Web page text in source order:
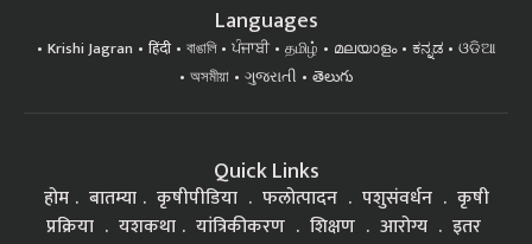
Languages
Krishi Jagran हिंदी বাঙালি ਪੰਜਾਬੀ தமிழ் മലയാളം ಕನ್ನಡ
ଓଡିଆ
অসমীয়া
ગુજરાતી తెలుగు
Quick Links
होम बातम्या कृषीपीडिया फलोत्पादन पशुसंवर्धन
कृषी
प्रक्रिया
यशकथा यांत्रिकीकरण शिक्षण आरोग्य इतर